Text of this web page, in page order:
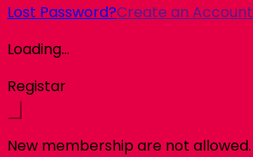
Lost Password?Create an Account
Loading...
Registar
New membership are not allowed.